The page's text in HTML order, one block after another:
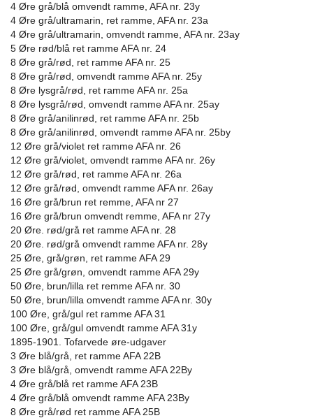
4 Øre grå/blå omvendt ramme, AFA nr. 23y
4 Øre grå/ultramarin, ret ramme, AFA nr. 23a
4 Øre grå/ultramarin, omvendt ramme, AFA nr. 23ay
5 Øre rød/blå ret ramme AFA nr. 24
8 Øre grå/rød, ret ramme AFA nr. 25
8 Øre grå/rød, omvendt ramme AFA nr. 25y
8 Øre lysgrå/rød, ret ramme AFA nr. 25a
8 Øre lysgrå/rød, omvendt ramme AFA nr. 25ay
8 Øre grå/anilinrød, ret ramme AFA nr. 25b
8 Øre grå/anilinrød, omvendt ramme AFA nr. 25by
12 Øre grå/violet ret ramme AFA nr. 26
12 Øre grå/violet, omvendt ramme AFA nr. 26y
12 Øre grå/rød, ret ramme AFA nr. 26a
12 Øre grå/rød, omvendt ramme AFA nr. 26ay
16 Øre grå/brun ret remme, AFA nr 27
16 Øre grå/brun omvendt remme, AFA nr 27y
20 Øre. rød/grå ret ramme AFA nr. 28
20 Øre. rød/grå omvendt ramme AFA nr. 28y
25 Øre, grå/grøn, ret ramme AFA 29
25 Øre grå/grøn, omvendt ramme AFA 29y
50 Øre, brun/lilla ret remme AFA nr. 30
50 Øre, brun/lilla omvendt ramme AFA nr. 30y
100 Øre, grå/gul ret ramme AFA 31
100 Øre, grå/gul omvendt ramme AFA 31y
1895-1901. Tofarvede øre-udgaver
3 Øre blå/grå, ret ramme AFA 22B
3 Øre blå/grå, omvendt ramme AFA 22By
4 Øre grå/blå ret ramme AFA 23B
4 Øre grå/blå omvendt ramme AFA 23By
8 Øre grå/rød ret ramme AFA 25B